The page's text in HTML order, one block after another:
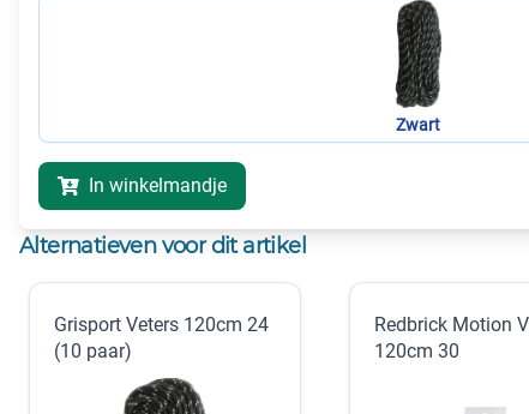
Zwart
In winkelmandje
Alternatieven voor dit artikel
Grisport Veters 120cm 24
(10 paar)
Redbrick Motion
120cm 30